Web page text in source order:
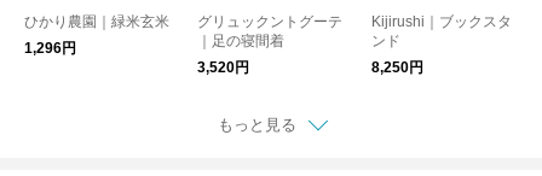
ひかり農園｜緑米玄米
1,296円
グリュックントグーテ
｜足の寝間着
3,520円
Kijirushi｜ブックスタ
ンド
8,250円
もっと見る